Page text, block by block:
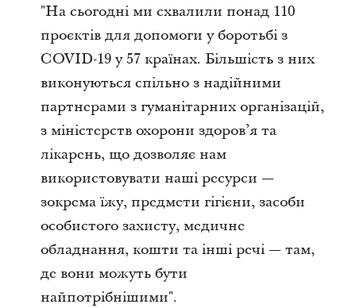
"На сьогодні ми схвалили понад 110
проєктів для допомоги у боротьбі з
COVID-19 у 57 країнах. Більшість з них
виконуються спільно з надійними
партнерами з гуманітарних організацій,
з міністерств охорони здоров’я та
лікарень, що дозволяє нам
використовувати наші ресурси —
зокрема їжу, предмети гігієни, засоби
особистого захисту, медичне
обладнання, кошти та інші речі — там,
де вони можуть бути
найпотрібнішими".